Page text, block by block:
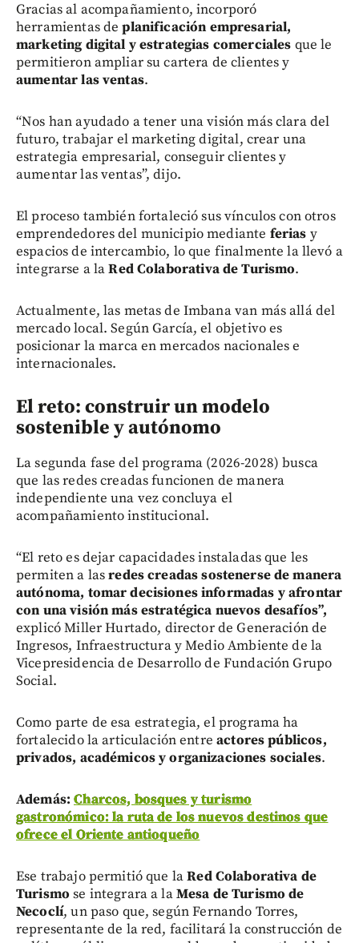
Gracias al acompañamiento, incorporó
herramientas deplanificación empresarial,
marketing digital y estrategias comerciales que le
permitieron ampliar su cartera de clientes y
aumentar las ventas.
“Nos han ayudado a tener una visión más clara del
futuro, trabajar el marketing digital, crear una
estrategia empresarial, conseguir clientes y
aumentar las ventas”, dijo.
El proceso también fortaleció sus vínculos con otros
emprendedores del municipio mediante ferias y
espacios de intercambio, lo que finalmente la llevó a
integrarse a laRed Colaborativa de Turismo.
Actualmente, las metas de Imbana van más allá del
mercado local. Según García, el objetivo es
posicionar la marca en mercados nacionales e
internacionales.
El reto: construir un modelo
sostenible y autónomo
La segunda fase del programa (2026-2028) busca
que las redes creadas funcionen de manera
independiente una vez concluya el
acompañamiento institucional.
“El reto es dejar capacidades instaladas que les
permiten a lasredes creadas sostenerse de manera
autónoma, tomar decisiones informadas y afrontar
con una visión más estratégica nuevos desafíos”,
explicó Miller Hurtado, director de Generación de
Ingresos, Infraestructura y Medio Ambiente de la
Vicepresidencia de Desarrollo de Fundación Grupo
Social.
Como parte de esa estrategia, el programa ha
fortalecido la articulación entreactores públicos,
privados, académicos y organizaciones sociales.
Además:Charcos, bosques y turismo
gastronómico: la ruta de los nuevos destinos que
ofrece el Oriente antioqueño
Ese trabajo permitió que laRed Colaborativa de
Turismo se integrara a laMesa de Turismo de
Necoclí, un paso que, según Fernando Torres,
representante de la red, facilitará la construcción de